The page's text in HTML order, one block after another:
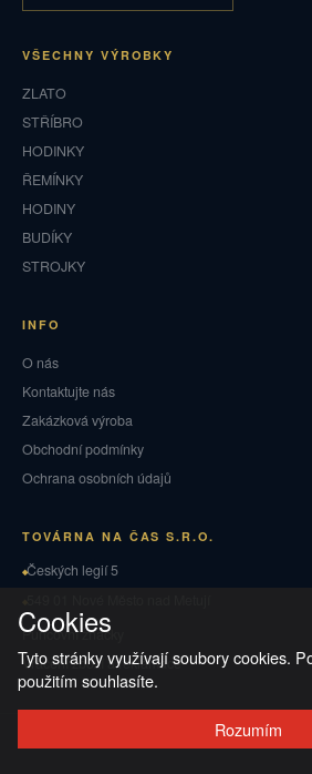
VŠECHNY VÝROBKY
ZLATO
STŘÍBRO
HODINKY
ŘEMÍNKY
HODINY
BUDÍKY
STROJKY
INFO
O nás
Kontaktujte nás
Zakázková výroba
Obchodní podmínky
Ochrana osobních údajů
TOVÁRNA NA ČAS S.R.O.
Českých legií 5
Puncovní značky
Vrácení zboží a reklamace
Ochrana osobních údajů
Cookies
Tyto stránky využívají soubory cookies.
použitím souhlasíte.
Rozumím